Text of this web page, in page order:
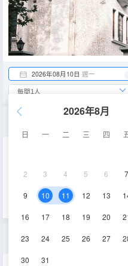
2026年08月10日 週一
2026年8月
日 一 二 三 四
2 3 4 5 6 7
9 10 11 12 13
16 17 18 19 20
23 24 25 26 27
30 31